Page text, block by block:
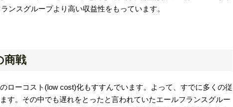
ンスグループより高い収益性をもっています。
商戦
ローコスト(low cost)化もすすんでいます。よって、すでに多くの従
す。その中でも遅れをとったと言われていたエールフランスグルー